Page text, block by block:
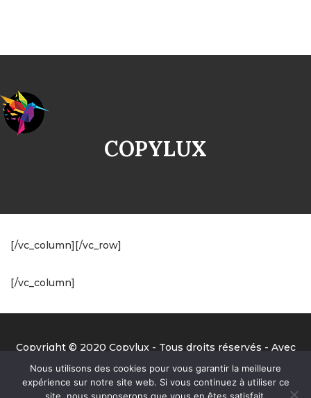
COPYLUX
[/vc_column][/vc_row]
[/vc_column]
Copyright © 2020 Copylux - Tous droits réservés - Avec
la précieuse aide de Benjamin de Big Ben Prod ;-)
Nous utilisons des cookies pour vous garantir la meilleure
expérience sur notre site web. Si vous continuez à utiliser ce